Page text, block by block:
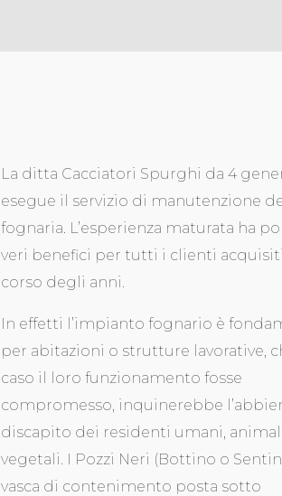
La ditta Cacciatori Spurghi da 4
esegue il servizio di manutenzione
fognaria. L’esperienza maturata ha
veri benefici per tutti i clienti acquisiti
corso degli anni.
In effetti l’impianto fognario è
per abitazioni o strutture lavorative,
caso il loro funzionamento fosse
compromesso, inquinerebbe
discapito dei residenti umani,
vegetali. I Pozzi Neri (Bottino o
vasca di contenimento posta sotto